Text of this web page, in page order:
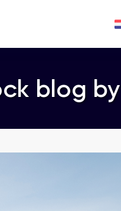
blog by